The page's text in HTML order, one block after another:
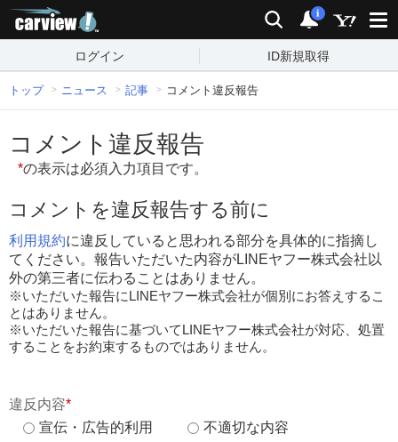
検索 通知
i
ログイン ID新規取得
トップ ニュース 記事 コメント違反報告
コメント違反報告
*の表示は必須入力項目です。
コメントを違反報告する前に
利用規約に違反していると思われる部分を具体的に指摘し
てください。報告いただいた内容がLINEヤフー株式会社以
外の第三者に伝わることはありません。
※いただいた報告にLINEヤフー株式会社が個別にお答えするこ
とはありません。
※いただいた報告に基づいてLINEヤフー株式会社が対応、処置
することをお約束するものではありません。
違反内容*
宣伝・広告的利用
不適切な内容